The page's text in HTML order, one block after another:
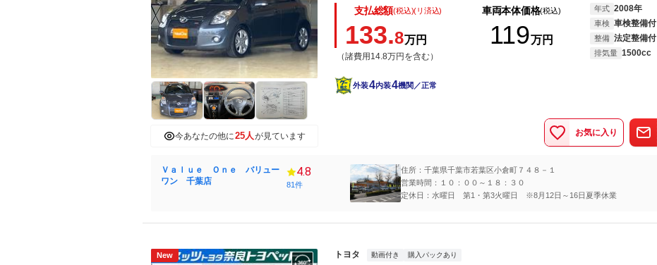
今あなたの他に25人が見ています
支払総額(税込)(リ済込)
133.8万円
（諸費用14.8万円を含む）
車両本体価格(税込)
119万円
年式 2008年
車検 車検整備付
整備 法定整備付
排気量 1500cc
外装4内装4機関／正常
お気に入り
Ｖａｌｕｅ Ｏｎｅ バリュー
ワン 千葉店
4.8
81件
住所：千葉県千葉市若葉区小倉町７４８－１
営業時間：１０：００～１８：３０
定休日：水曜日 第1・第3火曜日 ※8月12日～16日夏季休業
New トヨタ 動画付き 購入パックあり